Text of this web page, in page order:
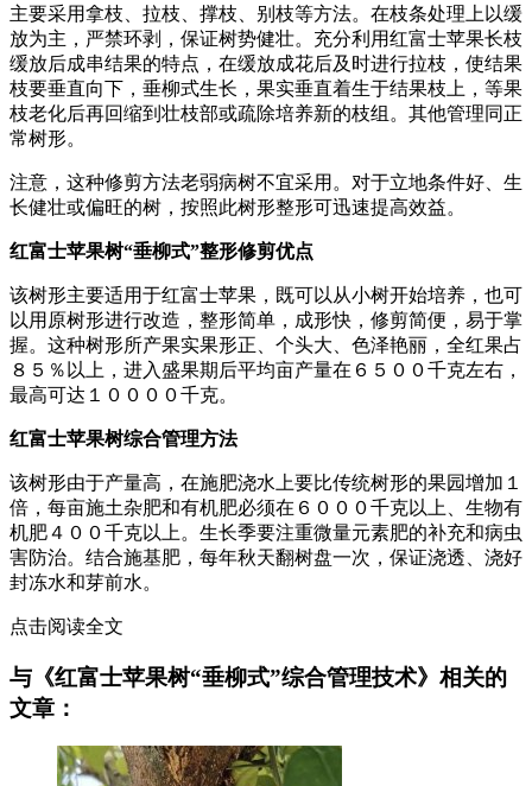
主要采用拿枝、拉枝、撑枝、别枝等方法。在枝条处理上以缓
放为主，严禁环剥，保证树势健壮。充分利用红富士苹果长枝
缓放后成串结果的特点，在缓放成花后及时进行拉枝，使结果
枝要垂直向下，垂柳式生长，果实垂直着生于结果枝上，等果
枝老化后再回缩到壮枝部或疏除培养新的枝组。其他管理同正
常树形。
注意，这种修剪方法老弱病树不宜采用。对于立地条件好、生
长健壮或偏旺的树，按照此树形整形可迅速提高效益。
红富士苹果树“垂柳式”整形修剪优点
该树形主要适用于红富士苹果，既可以从小树开始培养，也可
以用原树形进行改造，整形简单，成形快，修剪简便，易于掌
握。这种树形所产果实果形正、个头大、色泽艳丽，全红果占
８５％以上，进入盛果期后平均亩产量在６５００千克左右，
最高可达１００００千克。
红富士苹果树综合管理方法
该树形由于产量高，在施肥浇水上要比传统树形的果园增加１
倍，每亩施土杂肥和有机肥必须在６０００千克以上、生物有
机肥４００千克以上。生长季要注重微量元素肥的补充和病虫
害防治。结合施基肥，每年秋天翻树盘一次，保证浇透、浇好
封冻水和芽前水。
点击阅读全文
与《红富士苹果树“垂柳式”综合管理技术》相关的
文章：